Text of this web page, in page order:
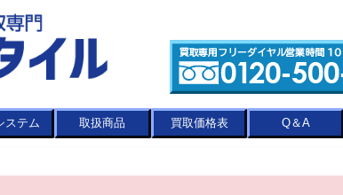
ステム 取扱商品 買取価格表 Q＆A